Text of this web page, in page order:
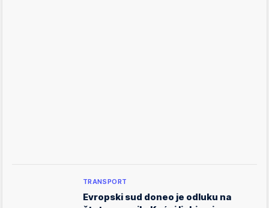
TRANSPORT
Evropski sud doneo je odluku na